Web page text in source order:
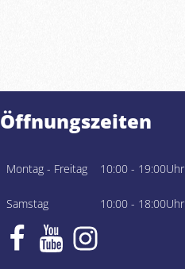
Öffnungszeiten
Montag - Freitag 10:00 - 19:00Uhr
Samstag 10:00 - 18:00Uhr